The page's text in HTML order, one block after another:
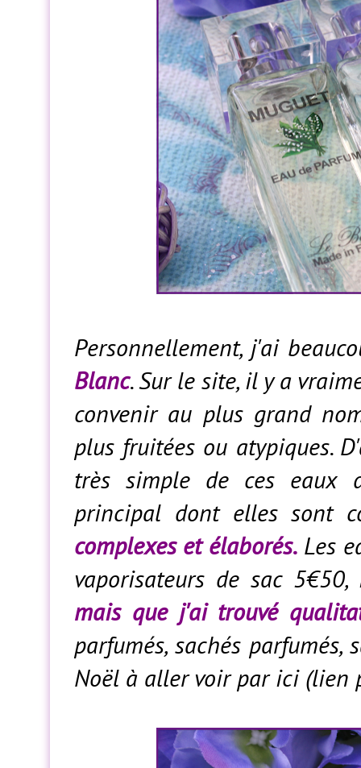
Personnellement, j'ai
Blanc. Sur le site, il y a
convenir au plus grand
plus fruitées ou atypiques.
très simple de ces eaux
principal dont elles sont
complexes et élaborés.Les
vaporisateurs de sac
mais que j'ai trouvé
parfumés, sachés
Noël à aller voir par ici (lien